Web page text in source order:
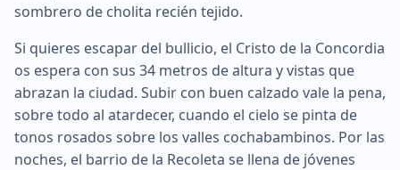
sombrero de cholita recién tejido.
Si quieres escapar del bullicio, el Cristo de la Concordia
os espera con sus 34 metros de altura y vistas que
abrazan la ciudad. Subir con buen calzado vale la pena,
sobre todo al atardecer, cuando el cielo se pinta de
tonos rosados sobre los valles cochabambinos. Por las
noches, el barrio de la Recoleta se llena de jóvenes